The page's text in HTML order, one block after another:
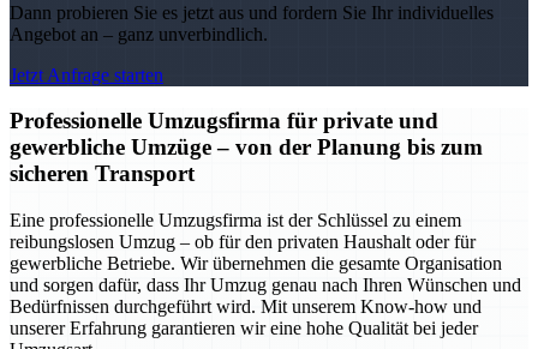
Dann probieren Sie es jetzt aus und fordern Sie Ihr individuelles
Angebot an – ganz unverbindlich.
Jetzt Anfrage starten
Professionelle Umzugsfirma für private und
gewerbliche Umzüge – von der Planung bis zum
sicheren Transport
Eine professionelle Umzugsfirma ist der Schlüssel zu einem
reibungslosen Umzug – ob für den privaten Haushalt oder für
gewerbliche Betriebe. Wir übernehmen die gesamte Organisation
und sorgen dafür, dass Ihr Umzug genau nach Ihren Wünschen und
Bedürfnissen durchgeführt wird. Mit unserem Know-how und
unserer Erfahrung garantieren wir eine hohe Qualität bei jeder